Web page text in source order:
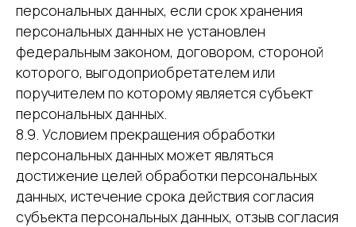
персональных данных, если срок хранения
персональных данных не установлен
федеральным законом, договором, стороной
которого, выгодоприобретателем или
поручителем по которому является субъект
персональных данных.
8.9. Условием прекращения обработки
персональных данных может являться
достижение целей обработки персональных
данных, истечение срока действия согласия
субъекта персональных данных, отзыв согласия